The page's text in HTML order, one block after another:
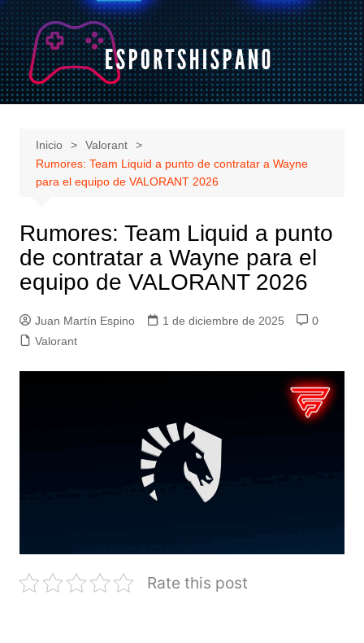
Saltar
al
contenido
Inicio
Valorant
Rumores: Team Liquid a punto de contratar a Wayne
para el equipo de VALORANT 2026
Rumores: Team Liquid a punto
de contratar a Wayne para el
equipo de VALORANT 2026
Juan Martín Espino 1 de diciembre de 2025
0
Valorant
Rate this post